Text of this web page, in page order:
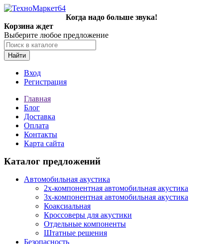
Когда надо больше звука!
Корзина ждет
Выберите любое предложение
Найти
Вход
Регистрация
Главная
Блог
Доставка
Оплата
Контакты
Карта сайта
Каталог предложений
Автомобильная акустика
2х-компонентная автомобильная акустика
3х-компонентная автомобильная акустика
Коаксиальная
Кроссоверы для акустики
Отдельные компоненты
Штатные решения
Безопасность